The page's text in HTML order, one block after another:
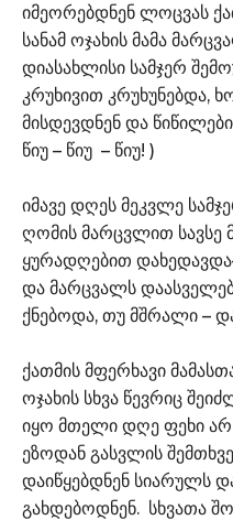
იმეორებდნენ ლოცვას
სანამ ოჯახის მამა
დიასახლისი სამჯერ
კრუხივით კრუხუნებდა,
მისდევდნენ და
წიუ – წიუ – წიუ! )
იმავე დღეს მეკვლე
ღომის მარცვლით სავსე
ყურადღებით
და მარცვალს
ქნებოდა, თუ მშრალი –
ქათმის მფერხავი
ოჯახის სხვა წევრიც
იყო მთელი დღე ფეხი არ
ეზოდან გასვლის
დაიწყებდნენ სიარულს
გახდებოდნენ. სხვათა